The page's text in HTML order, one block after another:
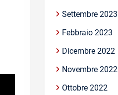
Settembre 2023
Febbraio 2023
Dicembre 2022
Novembre 2022
Ottobre 2022